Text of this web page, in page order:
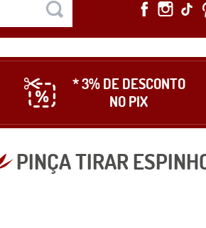
* 3% DE DESCONTO
NO PIX
PINÇA TIRAR